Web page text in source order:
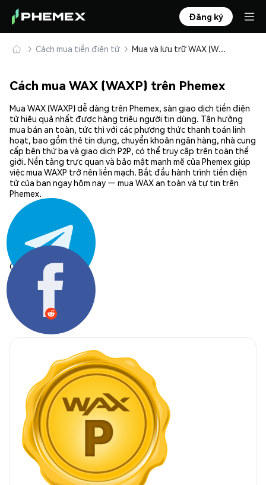
Đăng ký
Cách mua tiền điện tử Mua và lưu trữ WAX (WAXP) an toàn
Cách mua WAX (WAXP) trên Phemex
Mua WAX (WAXP) dễ dàng trên Phemex, sàn giao dịch tiền điện
tử hiệu quả nhất được hàng triệu người tin dùng. Tận hưởng
mua bán an toàn, tức thì với các phương thức thanh toán linh
hoạt, bao gồm thẻ tín dụng, chuyển khoản ngân hàng, nhà cung
cấp bên thứ ba và giao dịch P2P, có thể truy cập trên toàn thế
giới. Nền tảng trực quan và bảo mật mạnh mẽ của Phemex giúp
việc mua WAXP trở nên liền mạch. Bắt đầu hành trình tiền điện
tử của bạn ngay hôm nay — mua WAX an toàn và tự tin trên
Phemex.
Chia sẻ: